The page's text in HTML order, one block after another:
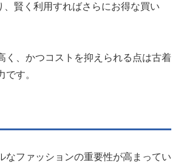
、賢く利用すればさらにお得な買い
く、かつコストを抑えられる点は古着
です。
なファッションの重要性が高まってい